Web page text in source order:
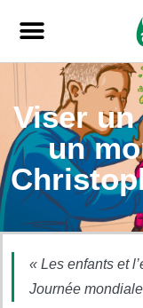
Viser
un
« Les enfants et
Journée